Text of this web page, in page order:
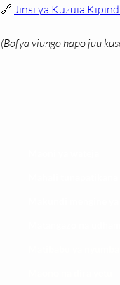
🔗 Jinsi ya Kuzuia
(Bofya viungo hapo juu